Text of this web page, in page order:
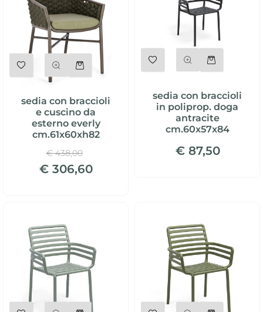
Quantità
sedia con braccioli
e cuscino da
esterno everly
cm.61x60xh82
€ 438,00
€ 306,60
sedia con braccioli
in poliprop. doga
antracite
cm.60x57x84
€ 87,50
Quantità